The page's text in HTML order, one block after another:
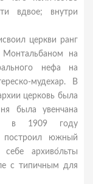
вдвое; внутри
церкви ранг
на
нефа на
мудехар. В
церковь была
была увенчана
в 1909 году
построил южный
архиво́льты
с типичным для